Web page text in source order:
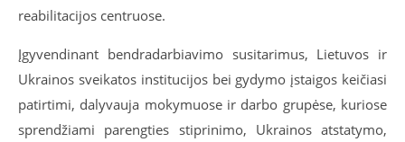
reabilitacijos centruose.
Įgyvendinant bendradarbiavimo susitarimus, Lietuvos ir
Ukrainos sveikatos institucijos bei gydymo įstaigos keičiasi
patirtimi, dalyvauja mokymuose ir darbo grupėse, kuriose
sprendžiami parengties stiprinimo, Ukrainos atstatymo,